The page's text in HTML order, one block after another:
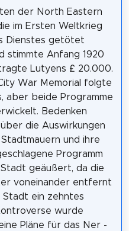
der North Eastern
im Ersten Weltkrieg
Dienstes getötet
stimmte Anfang 1920
Lutyens £ 20.000.
War Memorial folgte
aber beide Programme
Bedenken
die Auswirkungen
und ihre
Programm
geäußert, da die
voneinander entfernt
ein zehntes
wurde
Pläne für das Ner -